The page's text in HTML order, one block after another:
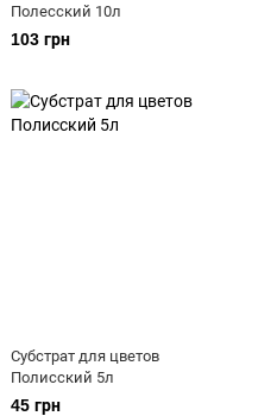
Полесский 10л
103 грн
Субстрат для цветов
Полисский 5л
45 грн